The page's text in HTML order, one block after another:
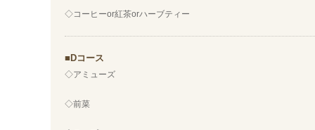
◇コーヒーor紅茶orハーブティー
Dコース
◇アミューズ
◇前菜